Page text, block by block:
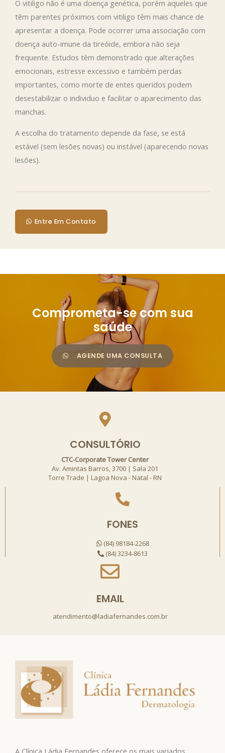
O vitiligo não é uma doença genética, porém aqueles que
têm parentes próximos com vitiligo têm mais chance de
apresentar a doença. Pode ocorrer uma associação com
doença auto-imune da tireóide, embora não seja
frequente. Estudos têm demonstrado que alterações
emocionais, estresse excessivo e também perdas
importantes, como morte de entes queridos podem
desestabilizar o individuo e facilitar o aparecimento das
manchas.
A escolha do tratamento depende da fase, se está
estável (sem lesões novas) ou instável (aparecendo novas
lesões).
Entre Em Contato
Comprometa-se com sua
saúde
AGENDE UMA CONSULTA
CONSULTÓRIO
CTC-Corporate Tower Center
Av. Amintas Barros, 3700 | Sala 201
Torre Trade | Lagoa Nova - Natal - RN
FONES
(84) 98184-2268
(84) 3234-8613
EMAIL
atendimento@ladiafernandes.com.br